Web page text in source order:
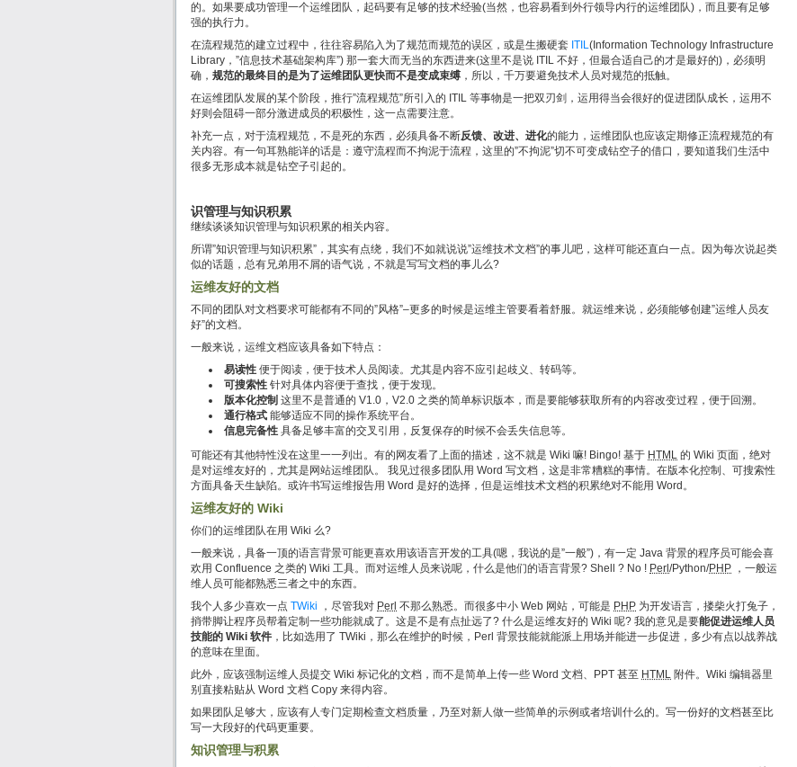
的。如果要成功管理一个运维团队，起码要有足够的技术经验(当然，也容易看到外行领导内行的运维团队)，而且要有足够
强的执行力。
在流程规范的建立过程中，往往容易陷入为了规范而规范的误区，或是生搬硬套 ITIL(Information Technology Infrastructure
Library，”信息技术基础架构库”) 那一套大而无当的东西进来(这里不是说 ITIL 不好，但最合适自己的才是最好的)，必须明
确， 规范的最终目的是为了运维团队更快而不是变成束缚 ，所以，千万要避免技术人员对规范的抵触。
在运维团队发展的某个阶段，推行”流程规范”所引入的 ITIL 等事物是一把双刃剑，运用得当会很好的促进团队成长，运用不
好则会阻碍一部分激进成员的积极性，这一点需要注意。
补充一点，对于流程规范，不是死的东西，必须具备不断反馈、改进、进化的能力，运维团队也应该定期修正流程规范的有
关内容。有一句耳熟能详的话是：遵守流程而不拘泥于流程，这里的”不拘泥”切不可变成钻空子的借口，要知道我们生活中
很多无形成本就是钻空子引起的。
识管理与知识积累
继续谈谈知识管理与知识积累的相关内容。
所谓”知识管理与知识积累”，其实有点绕，我们不如就说说”运维技术文档”的事儿吧，这样可能还直白一点。因为每次说起类
似的话题，总有兄弟用不屑的语气说，不就是写写文档的事儿么?
运维友好的文档
不同的团队对文档要求可能都有不同的”风格”–更多的时候是运维主管要看着舒服。就运维来说，必须能够创建”运维人员友
好”的文档。
一般来说，运维文档应该具备如下特点：
易读性 便于阅读，便于技术人员阅读。尤其是内容不应引起歧义、转码等。
可搜索性 针对具体内容便于查找，便于发现。
版本化控制 这里不是普通的 V1.0，V2.0 之类的简单标识版本，而是要能够获取所有的内容改变过程，便于回溯。
通行格式 能够适应不同的操作系统平台。
信息完备性 具备足够丰富的交叉引用，反复保存的时候不会丢失信息等。
可能还有其他特性没在这里一一列出。有的网友看了上面的描述，这不就是 Wiki 嘛! Bingo! 基于 HTML 的 Wiki 页面，绝对
是对运维友好的，尤其是网站运维团队。 我见过很多团队用 Word 写文档，这是非常糟糕的事情。在版本化控制、可搜索性
方面具备天生缺陷。或许书写运维报告用 Word 是好的选择，但是运维技术文档的积累绝对不能用 Word。
运维友好的 Wiki
你们的运维团队在用 Wiki 么?
一般来说，具备一顶的语言背景可能更喜欢用该语言开发的工具(嗯，我说的是”一般”)，有一定 Java 背景的程序员可能会喜
欢用 Confluence 之类的 Wiki 工具。而对运维人员来说呢，什么是他们的语言背景? Shell ? No ! Perl /Python/PHP ，一般运
维人员可能都熟悉三者之中的东西。
我个人多少喜欢一点 TWiki ，尽管我对 Perl 不那么熟悉。而很多中小 Web 网站，可能是 PHP 为开发语言，搂柴火打兔子，
捎带脚让程序员帮着定制一些功能就成了。这是不是有点扯远了? 什么是运维友好的 Wiki 呢? 我的意见是要能促进运维人员
技能的 Wiki 软件 ，比如选用了 TWiki，那么在维护的时候，Perl 背景技能就能派上用场并能进一步促进，多少有点以战养战
的意味在里面。
此外，应该强制运维人员提交 Wiki 标记化的文档，而不是简单上传一些 Word 文档、PPT 甚至 HTML 附件。Wiki 编辑器里
别直接粘贴从 Word 文档 Copy 来得内容。
如果团队足够大，应该有人专门定期检查文档质量，乃至对新人做一些简单的示例或者培训什么的。写一份好的文档甚至比
写一大段好的代码更重要。
知识管理与积累